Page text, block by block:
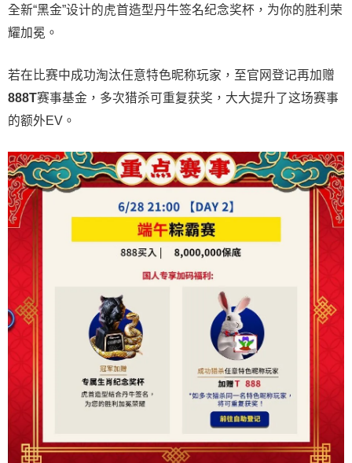
全新“黑金”设计的虎首造型丹牛签名纪念奖杯，为你的胜利荣
耀加冕。
若在比赛中成功淘汰任意特色昵称玩家，至官网登记再加赠
888T赛事基金，多次猎杀可重复获奖，大大提升了这场赛事
的额外EV。